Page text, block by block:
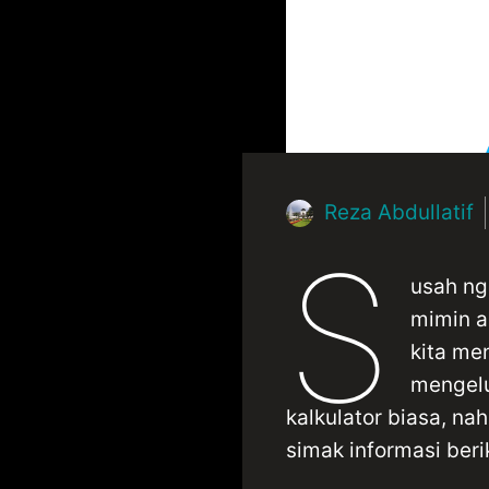
Reza Abdullatif
S
usah
mimin
kita
kalkulator biasa,
simak informasi